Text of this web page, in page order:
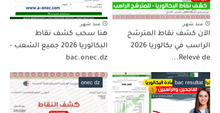
منذ شهر
الآن كشف نقاط المترشح
الراسب في بكالوريا 2026
Relevé de...
منذ شهر
هنا سحب كشف نقاط
البكالوريا 2026 جميع الشعب -
bac.onec.dz
bac resultat
onec dz